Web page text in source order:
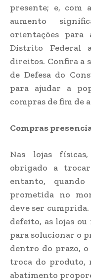
presente; e, com
aumento
orientações para
Distrito Federal
direitos. Confira a
de Defesa do
para ajudar a
compras de fim de
Compras
Nas lojas
obrigado a
entanto,
prometida no
deve ser cumprida.
defeito, as lojas
para solucionar o
dentro do prazo,
troca do produto,
abatimento